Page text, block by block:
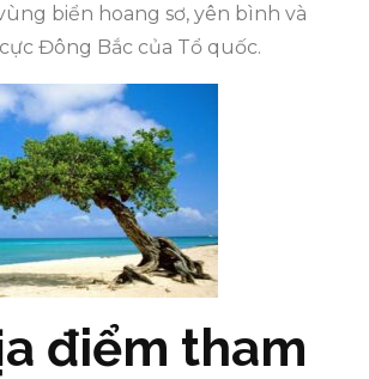
biển hoang sơ, yên bình và
Đông Bắc của Tổ quốc.
điểm tham